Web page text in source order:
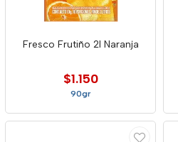
Fresco Frutiño 2l Naranja
$1.150
90gr